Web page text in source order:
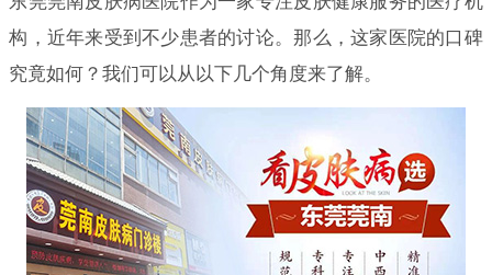
构，近年来受到不少患者的讨论。那么，这家医院的口碑
究竟如何？我们可以从以下几个角度来了解。